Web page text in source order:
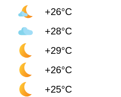
+26°C
+28°C
+29°C
+26°C
+25°C